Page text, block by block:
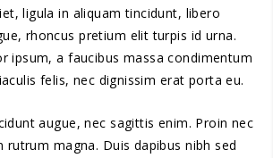
ligula in aliquam tincidunt, libero
rhoncus pretium elit turpis id urna.
ipsum, a faucibus massa condimentum
felis, nec dignissim erat porta eu.
augue, nec sagittis enim. Proin nec
rutrum magna. Duis dapibus nibh sed